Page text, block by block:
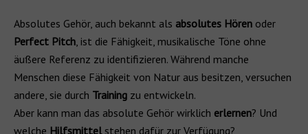
Absolutes Gehör, auch bekannt als absolutes Hören oder
Perfect Pitch, ist die Fähigkeit, musikalische Töne ohne
äußere Referenz zu identifizieren. Während manche
Menschen diese Fähigkeit von Natur aus besitzen, versuchen
andere, sie durch Training zu entwickeln.
Aber kann man das absolute Gehör wirklich erlernen? Und
welche Hilfsmittelstehen dafür zur Verfügung?